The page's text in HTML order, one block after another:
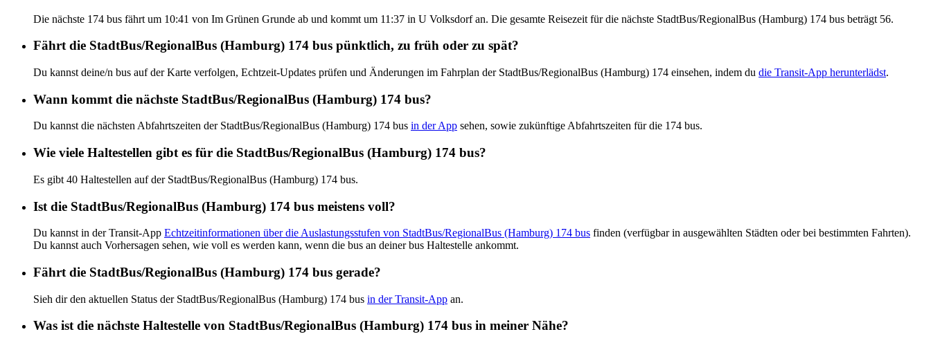
Die nächste 174 bus fährt um 10:41 von Im Grünen Grunde ab und kommt um 11:37 in U Volksdorf an. Die gesamte Reisezeit für die nächste StadtBus/RegionalBus (Hamburg) 174 bus beträgt 56.
Fährt die StadtBus/RegionalBus (Hamburg) 174 bus pünktlich, zu früh oder zu spät?
Du kannst deine/n bus auf der Karte verfolgen, Echtzeit-Updates prüfen und Änderungen im Fahrplan der StadtBus/RegionalBus (Hamburg) 174 einsehen, indem du die Transit-App herunterlädst.
Wann kommt die nächste StadtBus/RegionalBus (Hamburg) 174 bus?
Du kannst die nächsten Abfahrtszeiten der StadtBus/RegionalBus (Hamburg) 174 bus in der App sehen, sowie zukünftige Abfahrtszeiten für die 174 bus.
Wie viele Haltestellen gibt es für die StadtBus/RegionalBus (Hamburg) 174 bus?
Es gibt 40 Haltestellen auf der StadtBus/RegionalBus (Hamburg) 174 bus.
Ist die StadtBus/RegionalBus (Hamburg) 174 bus meistens voll?
Du kannst in der Transit-App Echtzeitinformationen über die Auslastungsstufen von StadtBus/RegionalBus (Hamburg) 174 bus finden (verfügbar in ausgewählten Städten oder bei bestimmten Fahrten).
Du kannst auch Vorhersagen sehen, wie voll es werden kann, wenn die bus an deiner bus Haltestelle ankommt.
Fährt die StadtBus/RegionalBus (Hamburg) 174 bus gerade?
Sieh dir den aktuellen Status der StadtBus/RegionalBus (Hamburg) 174 bus in der Transit-App an.
Was ist die nächste Haltestelle von StadtBus/RegionalBus (Hamburg) 174 bus in meiner Nähe?